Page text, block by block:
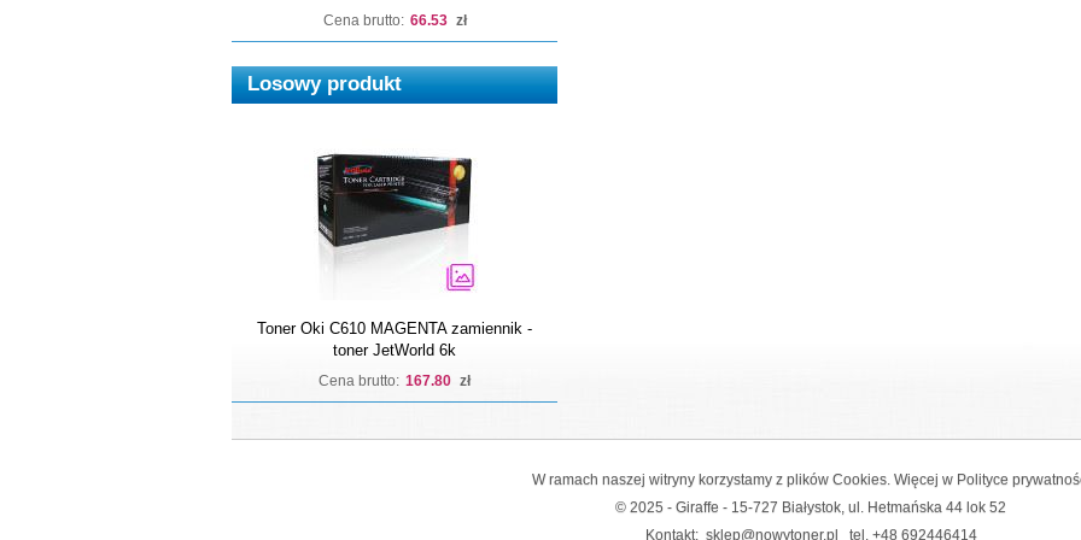
Cena brutto: 66.53 zł
Losowy produkt
Toner Oki C610 MAGENTA zamiennik -
toner JetWorld 6k
Cena brutto: 167.80 zł
W ramach naszej witryny korzystamy z plików Cookies. Więcej w Polityce
© 2025 - Giraffe - 15-727 Białystok, ul. Hetmańska 44 lok 52
Kontakt: sklep@nowytoner.pl tel. +48 692446414